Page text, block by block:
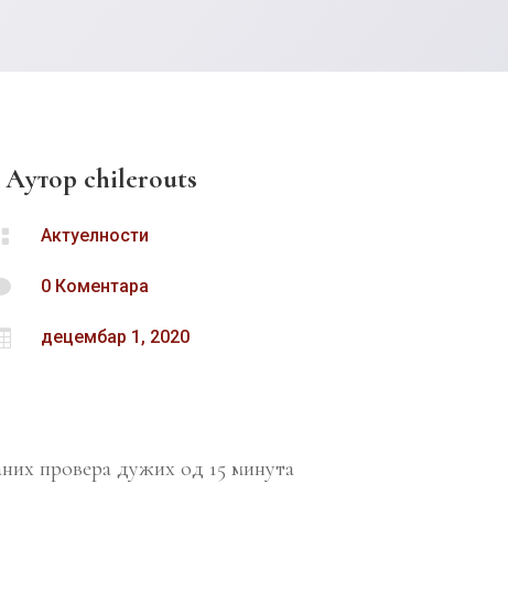
Аутор chilerouts
Актуелности
0 Коментара
децембар 1, 2020
провера дужих од 15 минута